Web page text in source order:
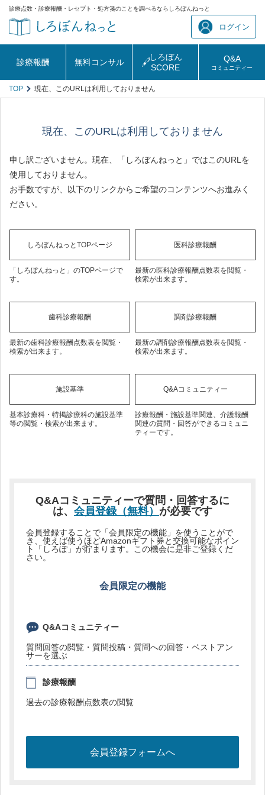
診療点数・診療報酬・レセプト・処方箋のことを調べるならしろぼんねっと
ログイン
診療報酬 無料コンサル
しろぼん
SCORE
Q&A
コミュニティー
TOP 現在、このURLは利用しておりません
現在、このURLは利用しておりません
申し訳ございません。現在、「しろぼんねっと」ではこのURLを
使用しておりません。
お手数ですが、以下のリンクからご希望のコンテンツへお進みく
ださい。
しろぼんねっとTOPページ
「しろぼんねっと」のTOPページで
す。
医科診療報酬
最新の医科診療報酬点数表を閲覧・
検索が出来ます。
歯科診療報酬
最新の歯科診療報酬点数表を閲覧・
検索が出来ます。
調剤診療報酬
最新の調剤診療報酬点数表を閲覧・
検索が出来ます。
施設基準
基本診療科・特掲診療科の施設基準
等の閲覧・検索が出来ます。
Q&Aコミュニティー
診療報酬・施設基準関連、介護報酬
関連の質問・回答ができるコミュニ
ティーです。
Q&Aコミュニティーで質問・回答するに
は、 会員登録（無料） が必要です
会員登録することで「会員限定の機能」を使うことがで
き、使えば使うほどAmazonギフト券と交換可能なポイン
ト「しろぽ」が貯まります。この機会に是非ご登録くだ
さい。
会員限定の機能
Q&Aコミュニティー
質問回答の閲覧・質問投稿・質問への回答・ベストアン
サーを選ぶ
診療報酬
過去の診療報酬点数表の閲覧
会員登録フォームへ